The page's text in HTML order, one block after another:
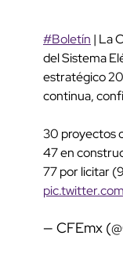
#Boletín | La
del Sistema
estratégico
continua,
30 proyectos
47 en
77 por licitar
— CFEmx